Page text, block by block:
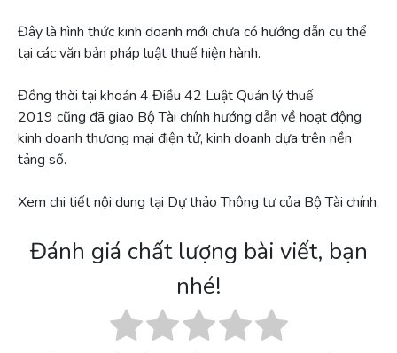
Đây là hình thức kinh doanh mới chưa có hướng dẫn cụ thể
tại các văn bản pháp luật thuế hiện hành.
Đồng thời tại khoản 4 Điều 42 Luật Quản lý thuế
2019 cũng đã giao Bộ Tài chính hướng dẫn về hoạt động
kinh doanh thương mại điện tử, kinh doanh dựa trên nền
tảng số.
Xem chi tiết nội dung tại Dự thảo Thông tư của Bộ Tài chính.
Đánh giá chất lượng bài viết, bạn
nhé!